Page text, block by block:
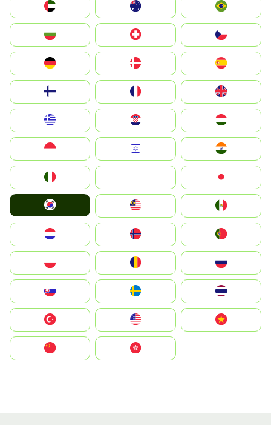
الإمارات العربية المتحدة
Switzerland
Deutschland
United Kingdom
Magyarország
South Korea
United States
中國香港特別行政區